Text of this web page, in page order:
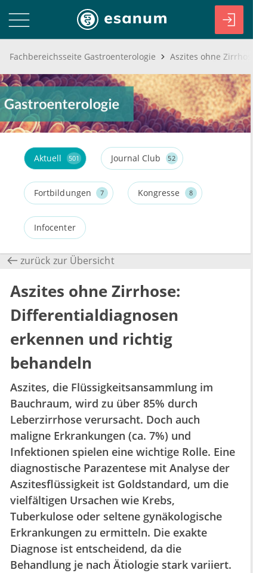
Fachbereichsseite Gastroenterologie
Aktuell 501 Journal Club 52
Fortbildungen 7 Kongresse 8
Infocenter
zurück zur Übersicht
Aszites ohne Zirrhose:
Differentialdiagnosen
erkennen und richtig
behandeln
Aszites, die Flüssigkeitsansammlung im
Bauchraum, wird zu über 85% durch
Leberzirrhose verursacht. Doch auch
maligne Erkrankungen (ca. 7%) und
Infektionen spielen eine wichtige Rolle. Eine
diagnostische Parazentese mit Analyse der
Aszitesflüssigkeit ist Goldstandard, um die
vielfältigen Ursachen wie Krebs,
Tuberkulose oder seltene gynäkologische
Erkrankungen zu ermitteln. Die exakte
Diagnose ist entscheidend, da die
Behandlung je nach Ätiologie stark variiert.